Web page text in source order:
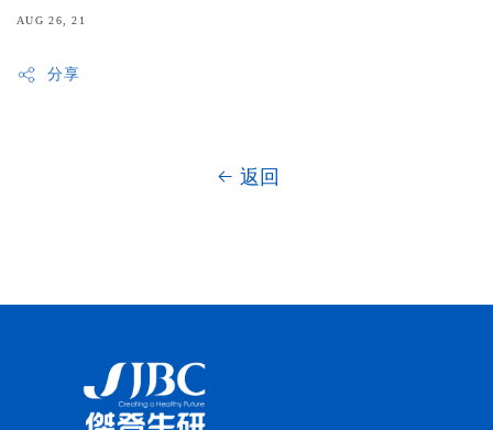
AUG 26, 21
分享
返回